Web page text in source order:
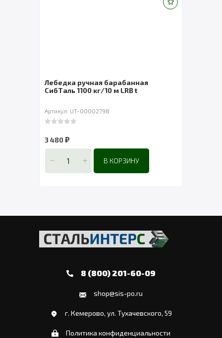
Лебедка ручная барабанная
СибТаль 1100 кг/10 м LRB t
Артикул: UT-00002798
3 480₽
В КОРЗИНУ
8 (800) 201-60-09
shop@sis-po.ru
г. Кемерово, ул. Тухачевского, 59
Политика конфиденциальности